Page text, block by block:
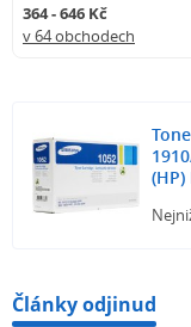
364 - 646 Kč
v 64 obchodech
(HP)
Články odjinud